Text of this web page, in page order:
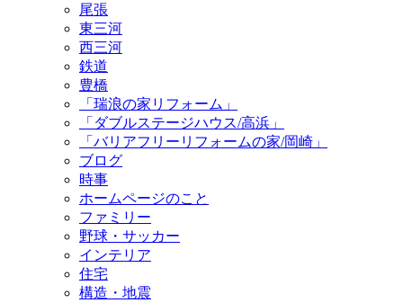
尾張
東三河
西三河
鉄道
豊橋
「瑞浪の家リフォーム」
「ダブルステージハウス/高浜」
「バリアフリーリフォームの家/岡崎」
ブログ
時事
ホームページのこと
ファミリー
野球・サッカー
インテリア
住宅
構造・地震